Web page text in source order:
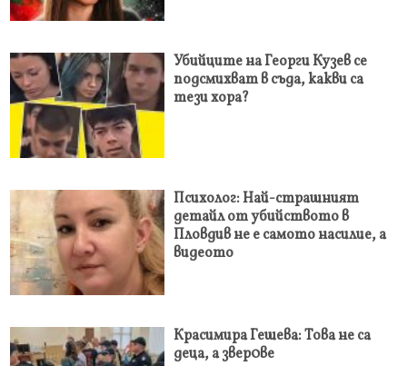
Убийците на Георги Кузев се
подсмихват в съда, какви са
тези хора?
Психолог: Най-страшният
детайл от убийството в
Пловдив не е самото насилие, а
видеото
Красимира Гешева: Това не са
деца, а звер0ве